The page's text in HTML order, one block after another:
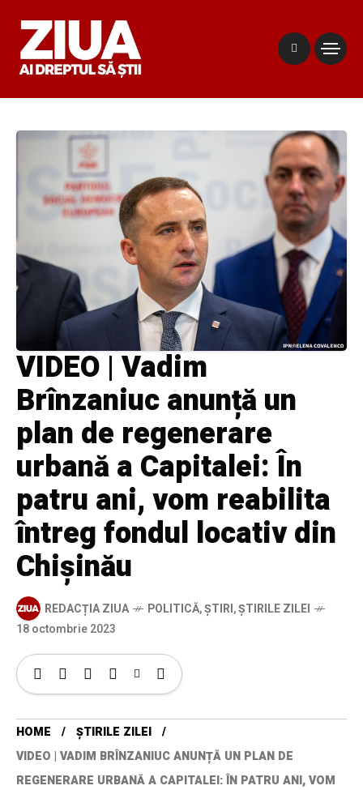
VIDEO | Vadim
Brînzaniuc anunță un
plan de regenerare
urbană a Capitalei: În
patru ani, vom reabilita
întreg fondul locativ din
Chișinău
REDACȚIA ZIUA POLITICĂ,ȘTIRI,ȘTIRILE ZILEI
18 octombrie 2023
HOME
ȘTIRILE ZILEI
VIDEO | VADIM BRÎNZANIUC ANUNȚĂ UN PLAN DE
REGENERARE URBANĂ A CAPITALEI: ÎN PATRU ANI, VOM